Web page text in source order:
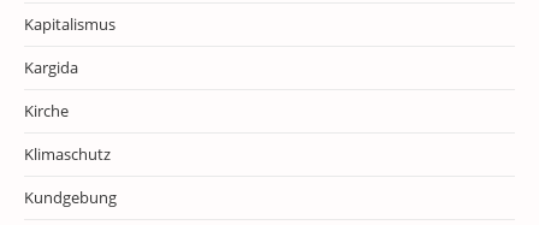
Kapitalismus
Kargida
Kirche
Klimaschutz
Kundgebung